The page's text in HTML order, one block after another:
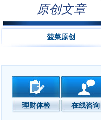
原创文章
菠菜原创
理财体检 在线咨询